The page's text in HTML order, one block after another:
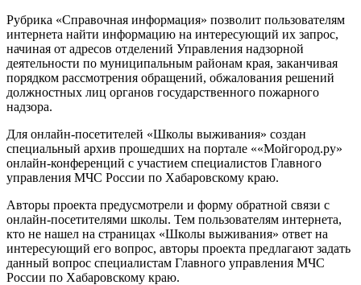
Рубрика «Справочная информация» позволит пользователям
интернета найти информацию на интересующий их запрос,
начиная от адресов отделений Управления надзорной
деятельности по муниципальным районам края, заканчивая
порядком рассмотрения обращений, обжалования решений
должностных лиц органов государственного пожарного
надзора.
Для онлайн-посетителей «Школы выживания» создан
специальный архив прошедших на портале ««Мойгород.ру»
онлайн-конференций с участием специалистов Главного
управления МЧС России по Хабаровскому краю.
Авторы проекта предусмотрели и форму обратной связи с
онлайн-посетителями школы. Тем пользователям интернета,
кто не нашел на страницах «Школы выживания» ответ на
интересующий его вопрос, авторы проекта предлагают задать
данный вопрос специалистам Главного управления МЧС
России по Хабаровскому краю.